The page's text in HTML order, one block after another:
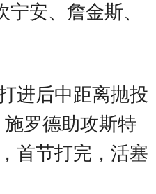
安、詹金斯、
进后中距离抛投
罗德助攻斯特
首节打完，活塞